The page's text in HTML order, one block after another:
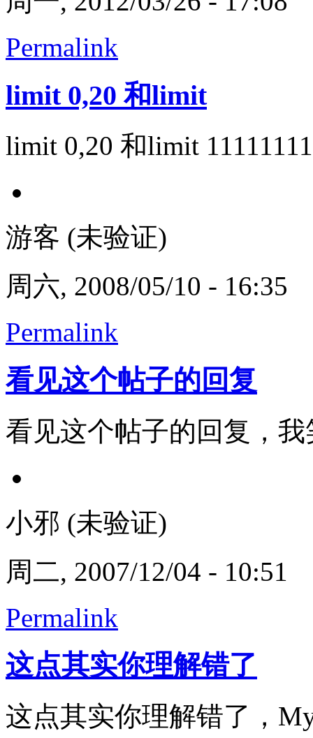
Permalink
limit 0,20 和limit
limit 0,20 和limit
游客 (未验证)
周六, 2008/05/10 - 16:35
Permalink
看见这个帖子的回复
看见这个帖子的回复，我
小邪 (未验证)
周二, 2007/12/04 - 10:51
Permalink
这点其实你理解错了
这点其实你理解错了，